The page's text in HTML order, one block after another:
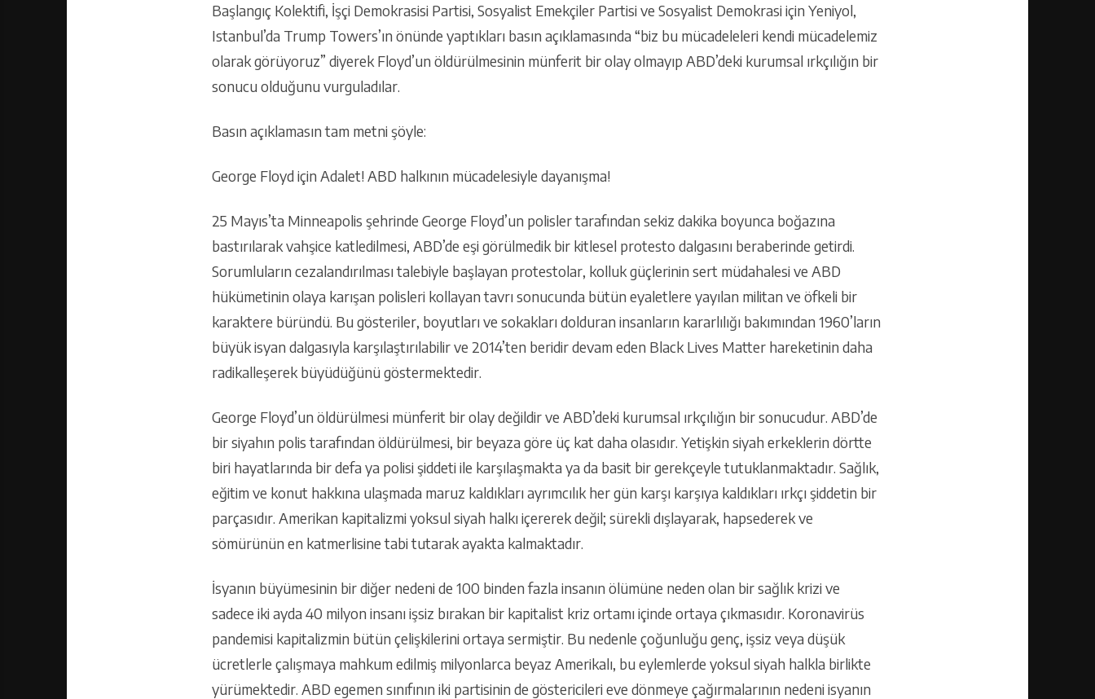
Başlangıç Kolektifi, İşçi Demokrasisi Partisi, Sosyalist Emekçiler Partisi ve Sosyalist Demokrasi için Yeniyol,
Istanbul’da Trump Towers’ın önünde yaptıkları basın açıklamasında “biz bu mücadeleleri kendi mücadelemiz
olarak görüyoruz” diyerek Floyd’un öldürülmesinin münferit bir olay olmayıp ABD’deki kurumsal ırkçılığın bir
sonucu olduğunu vurguladılar.
Basın açıklamasın tam metni şöyle:
George Floyd için Adalet! ABD halkının mücadelesiyle dayanışma!
25 Mayıs’ta Minneapolis şehrinde George Floyd’un polisler tarafından sekiz dakika boyunca boğazına
bastırılarak vahşice katledilmesi, ABD’de eşi görülmedik bir kitlesel protesto dalgasını beraberinde getirdi.
Sorumluların cezalandırılması talebiyle başlayan protestolar, kolluk güçlerinin sert müdahalesi ve ABD
hükümetinin olaya karışan polisleri kollayan tavrı sonucunda bütün eyaletlere yayılan militan ve öfkeli bir
karaktere büründü. Bu gösteriler, boyutları ve sokakları dolduran insanların kararlılığı bakımından 1960’ların
büyük isyan dalgasıyla karşılaştırılabilir ve 2014’ten beridir devam eden Black Lives Matter hareketinin daha
radikalleşerek büyüdüğünü göstermektedir.
George Floyd’un öldürülmesi münferit bir olay değildir ve ABD’deki kurumsal ırkçılığın bir sonucudur. ABD’de
bir siyahın polis tarafından öldürülmesi, bir beyaza göre üç kat daha olasıdır. Yetişkin siyah erkeklerin dörtte
biri hayatlarında bir defa ya polisi şiddeti ile karşılaşmakta ya da basit bir gerekçeyle tutuklanmaktadır. Sağlık,
eğitim ve konut hakkına ulaşmada maruz kaldıkları ayrımcılık her gün karşı karşıya kaldıkları ırkçı şiddetin bir
parçasıdır. Amerikan kapitalizmi yoksul siyah halkı içererek değil; sürekli dışlayarak, hapsederek ve
sömürünün en katmerlisine tabi tutarak ayakta kalmaktadır.
İsyanın büyümesinin bir diğer nedeni de 100 binden fazla insanın ölümüne neden olan bir sağlık krizi ve
sadece iki ayda 40 milyon insanı işsiz bırakan bir kapitalist kriz ortamı içinde ortaya çıkmasıdır. Koronavirüs
pandemisi kapitalizmin bütün çelişkilerini ortaya sermiştir. Bu nedenle çoğunluğu genç, işsiz veya düşük
ücretlerle çalışmaya mahkum edilmiş milyonlarca beyaz Amerikalı, bu eylemlerde yoksul siyah halkla birlikte
yürümektedir. ABD egemen sınıfının iki partisinin de göstericileri eve dönmeye çağırmalarının nedeni isyanın